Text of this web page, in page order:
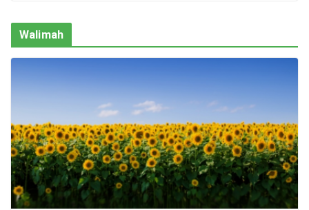
Walimah